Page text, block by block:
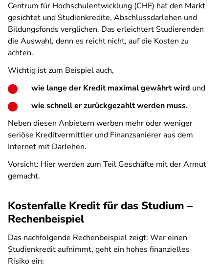
Centrum für Hochschulentwicklung (CHE) hat den Markt
gesichtet und Studienkredite, Abschlussdarlehen und
Bildungsfonds verglichen. Das erleichtert Studierenden
die Auswahl, denn es reicht nicht, auf die Kosten zu
achten.
Wichtig ist zum Beispiel auch,
wie lange der Kredit maximal gewährt wird und
wie schnell er zurückgezahlt werden muss.
Neben diesen Anbietern werben mehr oder weniger
seriöse Kreditvermittler und Finanzsanierer aus dem
Internet mit Darlehen.
Vorsicht: Hier werden zum Teil Geschäfte mit der Armut
gemacht.
Kostenfalle Kredit für das Studium –
Rechenbeispiel
Das nachfolgende Rechenbeispiel zeigt: Wer einen
Studienkredit aufnimmt, geht ein hohes finanzielles
Risiko ein: